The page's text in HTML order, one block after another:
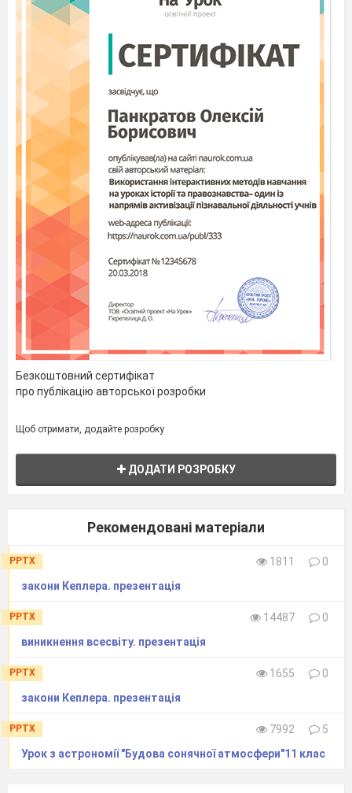
ПЕРШИЙ ЗАКОН КЕПЛЕРА
•
Орбітою планети є еліпс, в одному х фокусів
•
Еліпс – це крива а площині , що проходить
навколо двух точок іменованих фокусами, таким
чином, що сума відстаней до двох точок завжди
залишається незмінною.
двух планет
Безкоштовний сертифікат
про публікацію авторської розробки
Щоб отримати, додайте розробку
ДОДАТИ РОЗРОБКУ
Рекомендовані матеріали
PPTX 1811
0
закони Кеплера. презентація
PPTX 14487
0
виникнення всесвіту. презентація
PPTX 1655
0
закони Кеплера. презентація
PPTX 7992
5
Урок з астрономії "Будова сонячної атмосфери"11 клас